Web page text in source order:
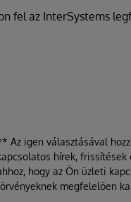
fel az InterSystems
Az igen választásával
hírek,
hogy az Ön üzleti
megfelelően